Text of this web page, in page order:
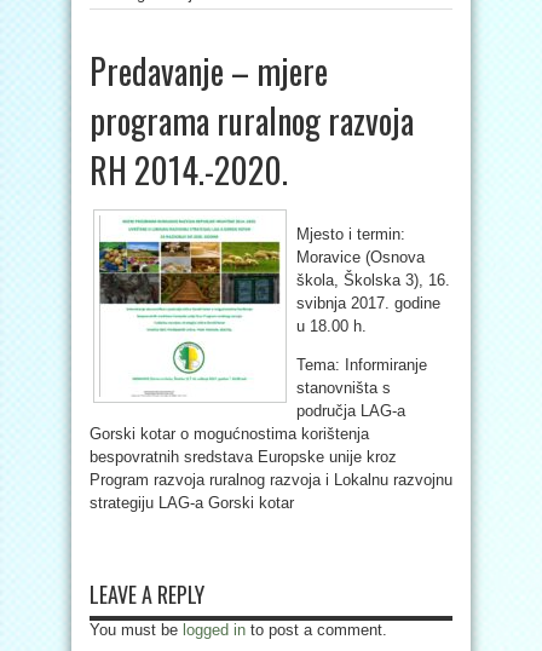
Predavanje – mjere
programa ruralnog razvoja
RH 2014.-2020.
Mjesto i termin:
Moravice (Osnova
škola, Školska 3), 16.
svibnja 2017. godine
u 18.00 h.
Tema: Informiranje
stanovništa s
područja LAG-a
Gorski kotar o mogućnostima korištenja
bespovratnih sredstava Europske unije kroz
Program razvoja ruralnog razvoja i Lokalnu razvojnu
strategiju LAG-a Gorski kotar
LEAVE A REPLY
You must be logged in to post a comment.